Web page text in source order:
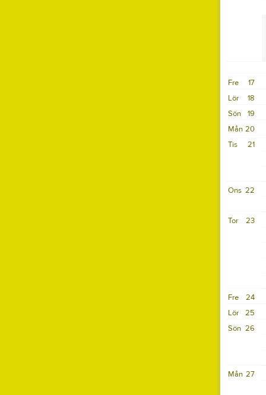
17
Fre
18
Lör
19
Sön
20
Mån
21
Tis
22
Ons
23
Tor
24
Fre
25
Lör
26
Sön
27
Mån